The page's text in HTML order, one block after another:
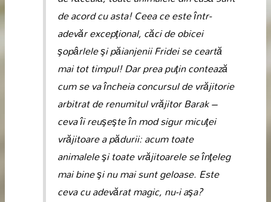
de acord cu asta! Ceea ce este într-
adevăr excepţional, căci de obicei
şopârlele şi păianjenii Fridei se ceartă
mai tot timpul! Dar prea puţin contează
cum se va încheia concursul de vrăjitorie
arbitrat de renumitul vrăjitor Barak –
ceva îi reuşeşte în mod sigur micuţei
vrăjitoare a pădurii: acum toate
animalele şi toate vrăjitoarele se înţeleg
mai bine şi nu mai sunt geloase. Este
ceva cu adevărat magic, nu-i aşa?